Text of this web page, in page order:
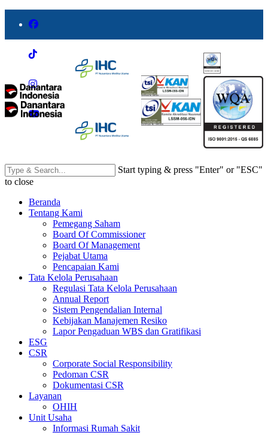
Start typing & press "Enter" or "ESC"
to close
Beranda
Tentang Kami
Pemegang Saham
Board Of Commissioner
Board Of Management
Pejabat Utama
Pencapaian Kami
Tata Kelola Perusahaan
Regulasi Tata Kelola Perusahaan
Annual Report
Sistem Pengendalian Internal
Kebijakan Manajemen Resiko
Lapor Pengaduan WBS dan Gratifikasi
ESG
CSR
Corporate Social Responsibility
Pedoman CSR
Dokumentasi CSR
Layanan
OHIH
Unit Usaha
Informasi Rumah Sakit